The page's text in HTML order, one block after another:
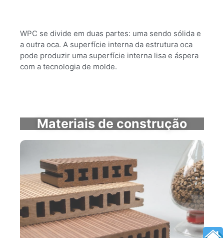
WPC se divide em duas partes: uma sendo sólida e
a outra oca. A superfície interna da estrutura oca
pode produzir uma superfície interna lisa e áspera
com a tecnologia de molde.
Materiais de construção